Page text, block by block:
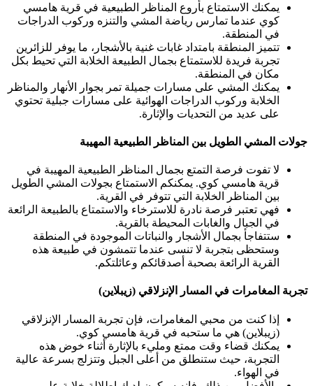
يمكنك الاستمتاع بأروع المناظر الطبيعية في قرية هامسي
كوي عندما تمارس رياضة المشي والتنزه وركوب الدراجات
في المنطقة.
تتميز المنطقة بامتداد غابات غنية بالأشجار، ما يوفر للزائرين
تجربة فريدة للاستمتاع بجمال الطبيعة الخلابة التي تحيط بكل
مكان في المنطقة.
يمكنك المشي على مسارات جميلة تمر بجوار الأنهار والمناظر
الخلابة وركوب الدراجات الهوائية على مسارات جبلية تحتوي
على عديد من التحديات والإثارة.
جولات المشي الطويل بين المناظر الطبيعية المهيبة
لا تفوت فرصة التمتع بجمال المناظر الطبيعية المهيبة في
قرية هامسي كوي. يمكنكم الاستمتاع بجولات المشي الطويل
بين المناظر الخلابة التي تتوفر في القرية.
فهي تعتبر فرصة نادرة للاسترخاء والاستمتاع بالطبيعة الرائعة
في الجبال والغابات المحيطة بالقرية.
ستتفاجأ بجمال الأشجار والنباتات الموجودة في المنطقة
وستحظى بتجربة لا تنسى عندما تتمشون في طبيعة هذه
القرية الرائعة بصحبة أصدقائكم وعائلتكم.
تجربة المغامرات في المسار الإنزلاقي (زيبلاين)
إذا كنت من محبي المغامرات، فإن تجربة المسار الإنزلاقي
(زيبلاين) هي ما ستحبه في قرية هامسي كوي.
يمكنك قضاء وقت ممتع ومليء بالإثارة أثناء خوض هذه
التجربة، حيث ستنطلق من أعلى الجبل وتتزلج بسرعة عالية
في الهواء.